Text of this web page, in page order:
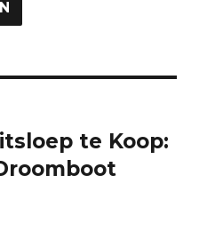
te Koop: